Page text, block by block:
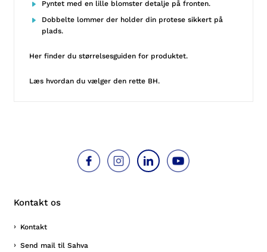
Pyntet med en lille blomster detalje på fronten.
Dobbelte lommer der holder din protese sikkert på
plads.
Her finder dustørrelsesguiden for produktet.
Læs hvordan du vælgerden rette BH.
Kontakt os
Kontakt
Send mail til Sahva